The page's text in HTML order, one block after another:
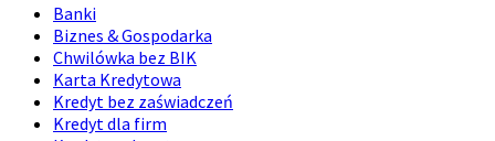
Banki
Biznes & Gospodarka
Chwilówka bez BIK
Karta Kredytowa
Kredyt bez zaświadczeń
Kredyt dla firm